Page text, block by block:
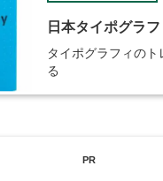
日本タイポグラ
タイポグラフィのト
る
PR